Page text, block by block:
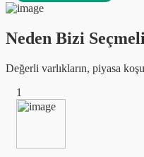
Neden Bizi
Değerli varlıkların, piyasa
1